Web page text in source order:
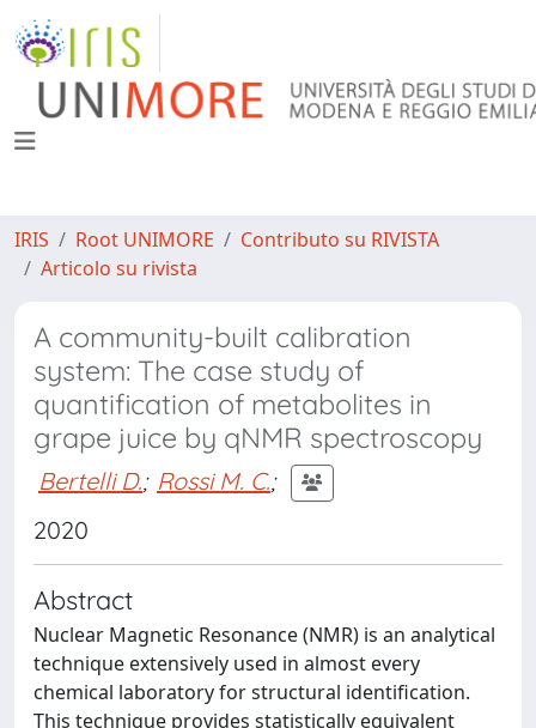
IRIS Root UNIMORE
Contributo su RIVISTA
Articolo su rivista
A community-built calibration
system: The case study of
quantification of metabolites in
grape juice by qNMR spectroscopy
Bertelli D.; Rossi M. C.;
2020
Abstract
Nuclear Magnetic Resonance (NMR) is an analytical
technique extensively used in almost every
chemical laboratory for structural identification.
This technique provides statistically equivalent